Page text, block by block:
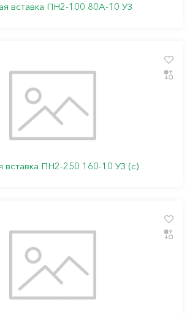
вставка ПН2-100 80А-10 УЗ
вставка ПН2-250 160-10 УЗ (с)